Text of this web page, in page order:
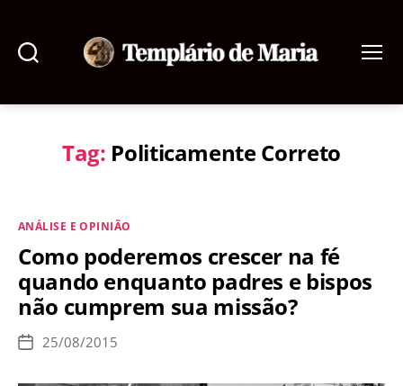
de
Tag: Politicamente Correto
Categorias
ANÁLISE E OPINIÃO
Como poderemos crescer na fé
quando enquanto padres e bispos
não cumprem sua missão?
Data
publicação
25/08/2015